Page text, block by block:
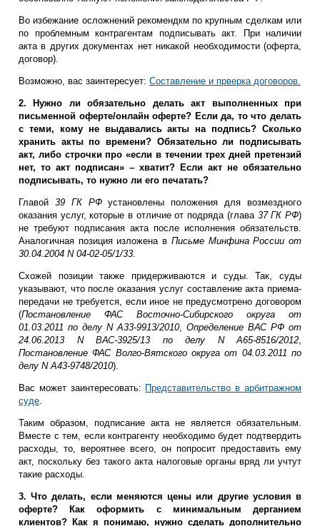
Во избежание осложнений рекомендкм по крупным сделкам или
по проблемным контрагентам подписывать акт. При наличии
акта в других документах нет никакой необходимости (оферта,
договор).
Возможно, вас заинтересует: Составление и прверка договоров.
2. Нужно ли обязательно делать акт выполненных при
письменной оферте/онлайн оферте? Если да, то что делать
с теми, кому не выдавались акты на подпись? Сколько
хранить акты по времени? Обязательно ли подписывать
акт, либо строчки про «если в течении трех дней претензий
нет, то акт подписан» – хватит? Если акт не обязательно
подписывать, то нужно ли его печатать?
Главой 39 ГК РФустановлены положения для возмездного
оказания услуг, которые в отличие от подряда (глава 37 ГК РФ)
не требуют подписания акта после исполнения обязательств.
Аналогичная позиция изложена в Письме Минфина России от
30.04.2004 N 04-02-05/1/33
Схожей позиции также придерживаются и суды. Так, суды
указывают, что после оказания услуг составление акта приема-
передачи не требуется, если иное не предусмотрено договором
(Постановление ФАС Восточно-Сибирского округа от
01.03.2011 по делу N А33-9913/2010, Определение ВАС РФ от
24.06.2013 N ВАС-3925/13 по делу N А65-8516/2012
Постановление ФАС Волго-Вятского округа от 04.03.2011 по
делу N А43-9748/2010).
Вас может заинтересовать: Представительство в арбитражном
суде
Таким образом, подписание акта не является обязательным.
Вместе с тем, если контрагенту необходимо будет подтвердить
расходы, то, вероятнее всего, он попросит предоставить ему
акт, поскольку без такого акта налоговые органы вряд ли учтут
такие расходы.
3. Что делать, если меняются цены или другие условия в
оферте? Как оформить с минимальным дерганием
клиентов? Как я понимаю, нужно сделать дополнительно